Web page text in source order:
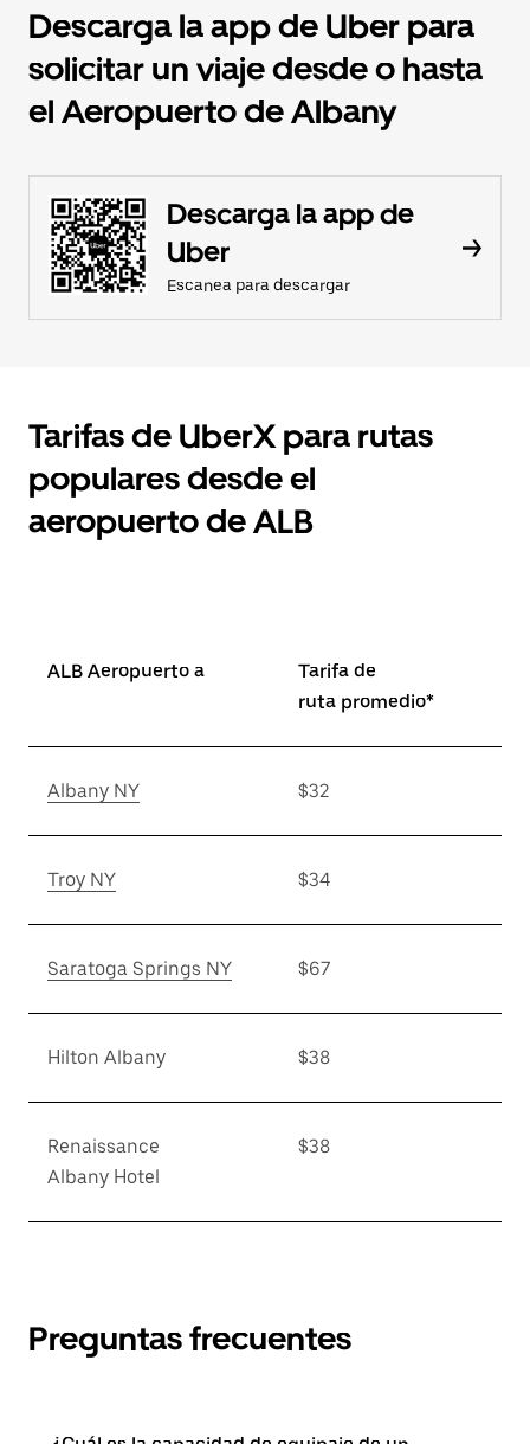
Descarga la app de Uber para
solicitar un viaje desde o hasta
el Aeropuerto de Albany
Descarga la app de
Uber
Escanea para descargar
Tarifas de UberX para rutas
populares desde el
aeropuerto de ALB
ALB Aeropuerto a
Tarifa de
ruta promedio*
Albany NY $32
Troy NY $34
Saratoga Springs NY $67
Hilton Albany $38
Renaissance
Albany Hotel
$38
Preguntas frecuentes